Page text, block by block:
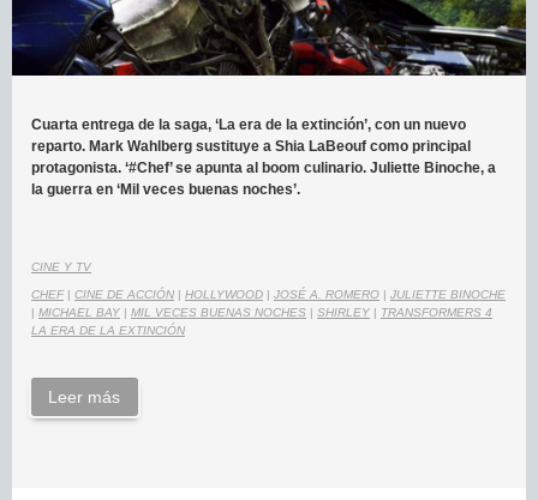
Cuarta entrega de la saga, ‘La era de la extinción’, con un nuevo
reparto. Mark Wahlberg sustituye a Shia LaBeouf como principal
protagonista. ‘#Chef’ se apunta al boom culinario. Juliette Binoche, a
la guerra en ‘Mil veces buenas noches’.
CINE Y TV
CHEF| CINE DE ACCIÓN | HOLLYWOOD | JOSÉ A. ROMERO | JULIETTE BINOCHE
| MICHAEL BAY | MIL VECES BUENAS NOCHES | SHIRLEY | TRANSFORMERS 4
LA ERA DE LA EXTINCIÓN
Leer más